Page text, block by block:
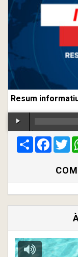
Resum
00:00/ 00:00
Compartir